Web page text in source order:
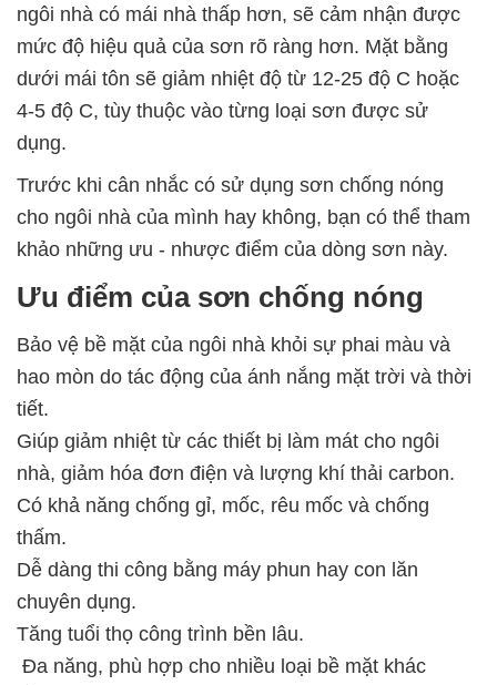
ngôi nhà có mái nhà thấp hơn, sẽ cảm nhận được
mức độ hiệu quả của sơn rõ ràng hơn. Mặt bằng
dưới mái tôn sẽ giảm nhiệt độ từ 12-25 độ C hoặc
4-5 độ C, tùy thuộc vào từng loại sơn được sử
dụng.
Trước khi cân nhắc có sử dụng sơn chống nóng
cho ngôi nhà của mình hay không, bạn có thể tham
khảo những ưu - nhược điểm của dòng sơn này.
Ưu điểm của sơn chống nóng
Bảo vệ bề mặt của ngôi nhà khỏi sự phai màu và
hao mòn do tác động của ánh nắng mặt trời và thời
tiết.
Giúp giảm nhiệt từ các thiết bị làm mát cho ngôi
nhà, giảm hóa đơn điện và lượng khí thải carbon.
Có khả năng chống gỉ, mốc, rêu mốc và chống
thấm.
Dễ dàng thi công bằng máy phun hay con lăn
chuyên dụng.
Tăng tuổi thọ công trình bền lâu.
Đa năng, phù hợp cho nhiều loại bề mặt khác